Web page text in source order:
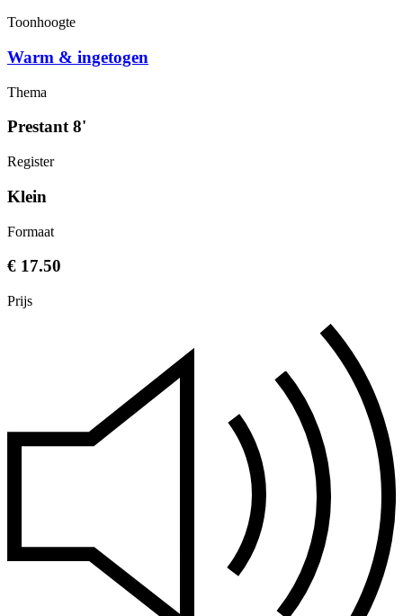
Toonhoogte
Warm & ingetogen
Thema
Prestant 8'
Register
Klein
Formaat
€ 17.50
Prijs